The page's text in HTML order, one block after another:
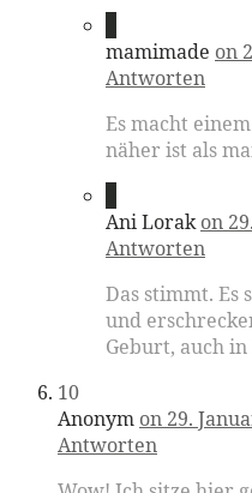
mamimade on
Antworten
Es macht
näher ist als
Ani Lorak on
Antworten
Das stimmt. Es
und
Geburt, auch
10
Anonym on 29.
Antworten